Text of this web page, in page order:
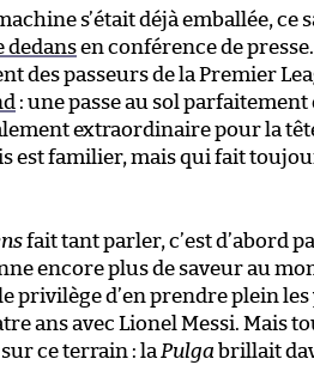
s’était déjà emballée, ce
dedansen conférence de
des passeurs de la Premier
: une passe au sol
extraordinaire pour la
est familier, mais qui fait
fait tant parler, c’est d’abord
encore plus de saveur au
privilège d’en prendre plein les
ans avec Lionel Messi. Mais
ce terrain : la Pulga brillait